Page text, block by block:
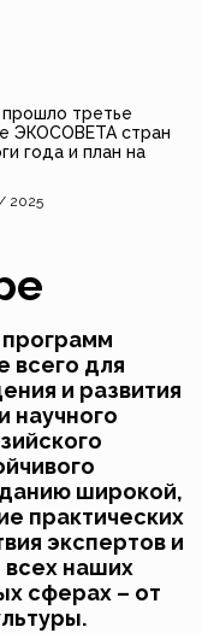
третье
ЭКОСОВЕТА стран
года и план на
2025
всего для
и развития
научного
широкой,
практических
экспертов и
наших
сферах – от